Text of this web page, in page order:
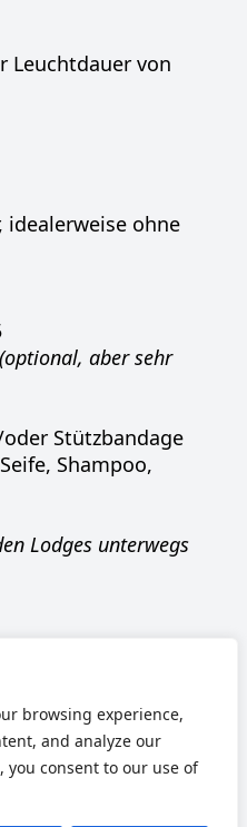
browsing experience,
and analyze our
you consent to our use of
Leuchtdauer von
idealerweise ohne
(optional, aber sehr
Stützbandage
Shampoo,
Lodges unterwegs